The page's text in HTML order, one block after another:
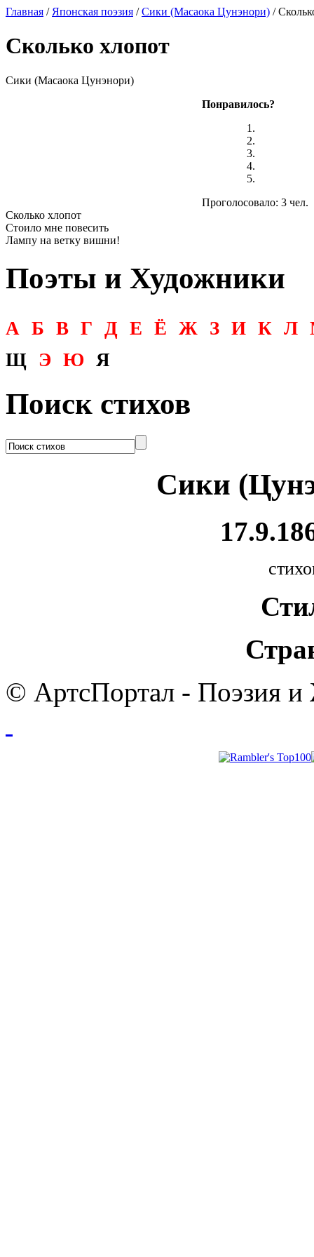
Главная / Японская поэзия /Сики (Масаока Цунэнори) /
Сколько хлопот
Сики (Масаока Цунэнори)
Понравилось?
Проголосовало: 3 чел.
Сколько хлопот
Стоило мне повесить
Лампу на ветку вишни!
Поэты и Художники
А Б В Г Д Е Ё Ж З И К Л
Щ
Э Ю Я
Поиск стихов
Сики
© АртсПортал - Поэзия